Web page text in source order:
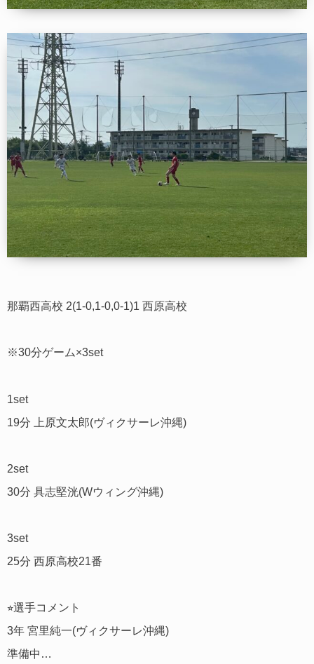
那覇西高校 2(1-0,1-0,0-1)1 西原高校
※30分ゲーム×3set
1set
19分 上原文太郎(ヴィクサーレ沖縄)
2set
30分 具志堅洸(Wウィング沖縄)
3set
25分 西原高校21番
⭐︎選手コメント
3年 宮里純一(ヴィクサーレ沖縄)
準備中…